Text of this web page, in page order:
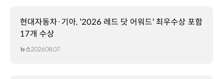
현대자동차·기아, '2026 레드 닷 어워드' 최우수상 포함
17개 수상
뉴스2026.08.07